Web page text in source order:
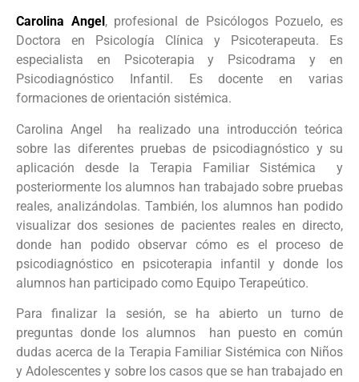
Carolina Angel , profesional de Psicólogos Pozuelo, es
Doctora en Psicología Clínica y Psicoterapeuta. Es
especialista en Psicoterapia y Psicodrama y en
Psicodiagnóstico Infantil. Es docente en varias
formaciones de orientación sistémica.
Carolina Angel ha realizado una introducción teórica
sobre las diferentes pruebas de psicodiagnóstico y su
aplicación desde la Terapia Familiar Sistémica y
posteriormente los alumnos han trabajado sobre pruebas
reales, analizándolas. También, los alumnos han podido
visualizar dos sesiones de pacientes reales en directo,
donde han podido observar cómo es el proceso de
psicodiagnóstico en psicoterapia infantil y donde los
alumnos han participado como Equipo Terapeútico.
Para finalizar la sesión, se ha abierto un turno de
preguntas donde los alumnos han puesto en común
dudas acerca de la Terapia Familiar Sistémica con Niños
y Adolescentes y sobre los casos que se han trabajado en